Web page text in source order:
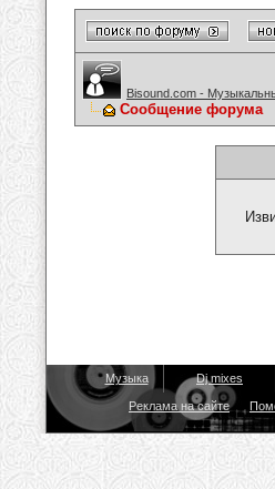
Bisound.com -
Сообщение форума
Музыка Dj mixes
Реклама на сайте